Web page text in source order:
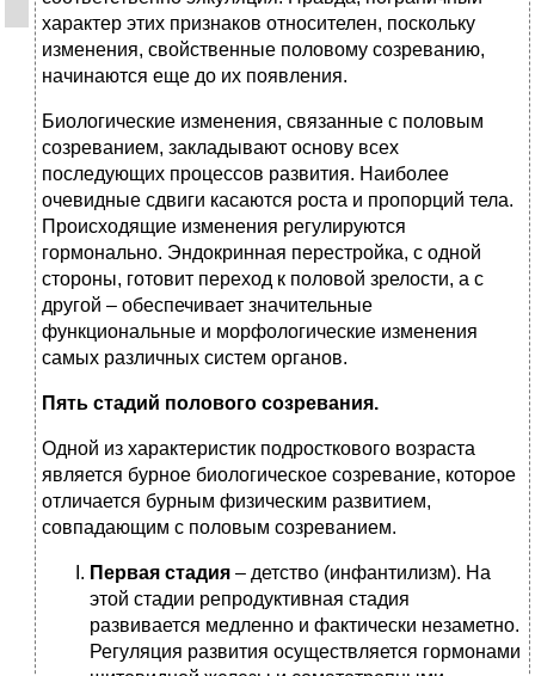
характер этих признаков относителен, поскольку
изменения, свойственные половому созреванию,
начинаются еще до их появления.
Биологические изменения, связанные с половым
созреванием, закладывают основу всех
последующих процессов развития. Наиболее
очевидные сдвиги касаются роста и пропорций тела.
Происходящие изменения регулируются
гормонально. Эндокринная перестройка, с одной
стороны, готовит переход к половой зрелости, а с
другой – обеспечивает значительные
функциональные и морфологические изменения
самых различных систем органов.
Пять стадий полового созревания.
Одной из характеристик подросткового возраста
является бурное биологическое созревание, которое
отличается бурным физическим развитием,
совпадающим с половым созреванием.
Первая стадия – детство (инфантилизм). На
этой стадии репродуктивная стадия
развивается медленно и фактически незаметно.
Регуляция развития осуществляется гормонами